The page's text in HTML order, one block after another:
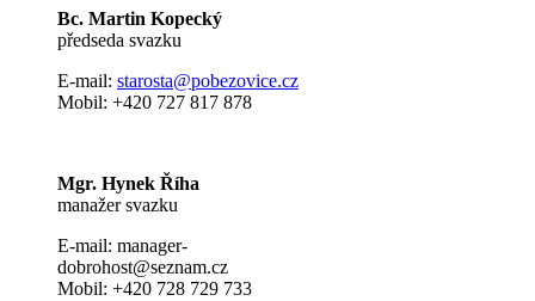
Bc. Martin Kopecký
předseda svazku
E-mail: starosta@pobezovice.cz
Mobil: +420 727 817 878
Mgr. Hynek Říha
manažer svazku
E-mail: manager-
dobrohost@seznam.cz
Mobil: +420 728 729 733